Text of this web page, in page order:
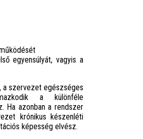
egyensúlyát, vagyis a
a szervezet egészséges
a különféle
Ha azonban a rendszer
krónikus készenléti
képesség elvész.